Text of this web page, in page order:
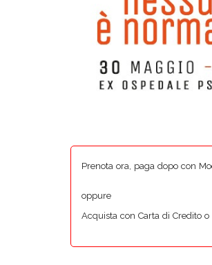
Prenota ora, paga dopo con
oppure
Acquista con Carta di Credito o